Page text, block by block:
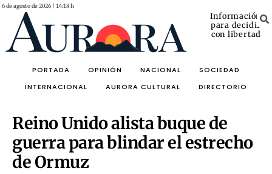
6 de agosto de 2026 | 14:18 h
Información
para decidir
con libertad
PORTADA OPINIÓN NACIONAL
SOCIEDAD
INTERNACIONAL
AURORA CULTURAL DIRECTORIO
Reino Unido alista buque de
guerra para blindar el estrecho
de Ormuz